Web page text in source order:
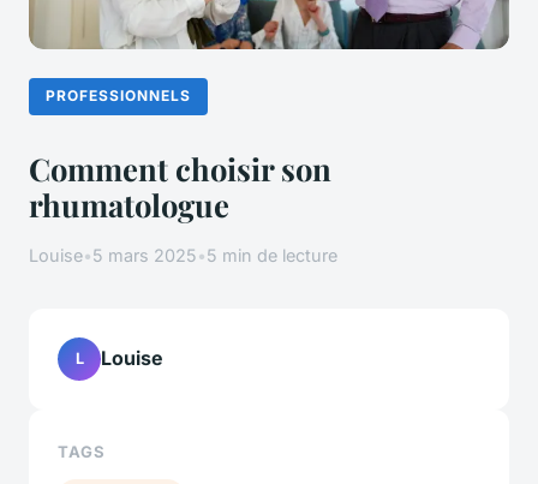
PROFESSIONNELS
Comment choisir son
rhumatologue
Louise•5 mars 2025•5 min de lecture
L Louise
TAGS